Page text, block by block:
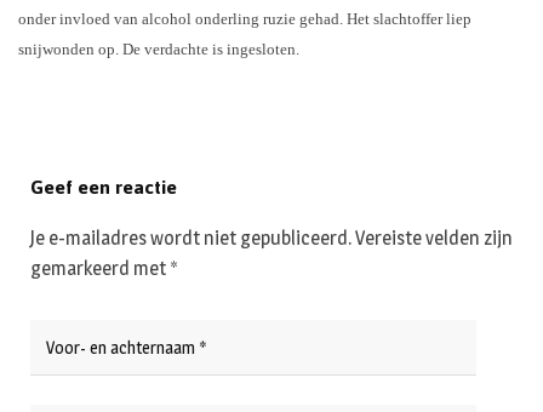
onder invloed van alcohol onderling ruzie gehad. Het slachtoffer liep
snijwonden op. De verdachte is ingesloten.
Geef een reactie
Je e-mailadres wordt niet gepubliceerd.Vereiste velden zijn
gemarkeerd met *